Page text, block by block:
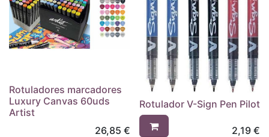
Rotuladores marcadores
Luxury Canvas 60uds
Artist
26,85 €
Rotulador V-Sign Pen Pilot
2,19 €